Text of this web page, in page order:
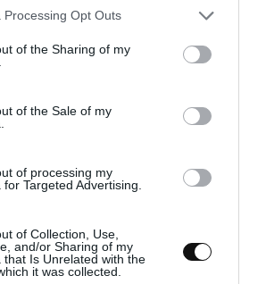
website/app uses one or more Google
or usage behaviour. You may click to
to Google and its third-party tags to
specified purposes in below Google
Processing Opt Outs
of the Sharing of my
of the Sale of my
of processing my
Targeted Advertising.
of Collection, Use,
and/or Sharing of my
that Is Unrelated with the
it was collected.
el tangzhong.
añadimos el agua junto